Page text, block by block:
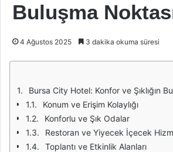
Buluşma
4 Ağustos 2025 3 dakika okuma süresi
Bursa City Hotel: Konfor ve Şıklığın
Konum ve Erişim Kolaylığı
Konforlu ve Şık Odalar
Restoran ve Yiyecek İçecek
Toplantı ve Etkinlik Alanları